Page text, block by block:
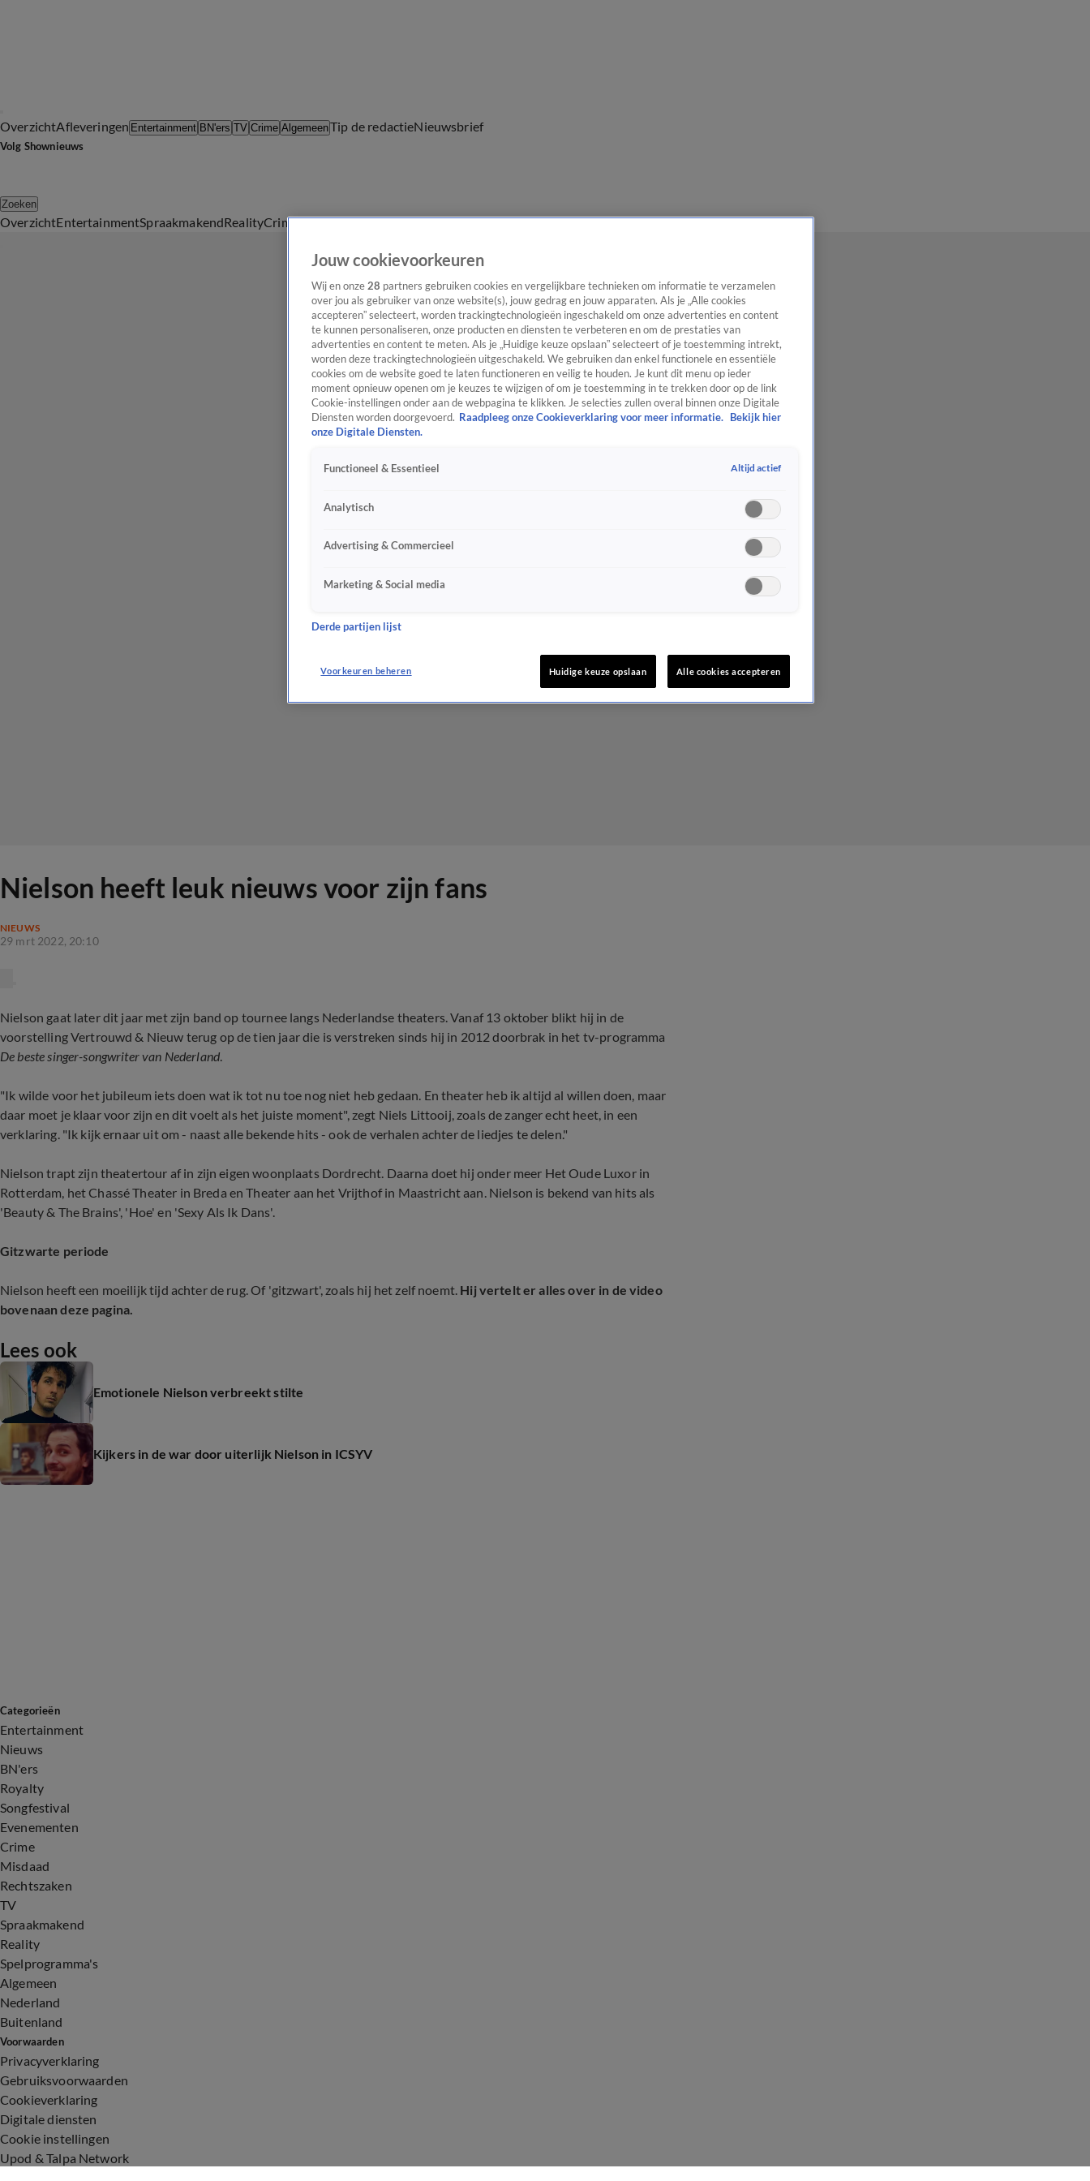
OverzichtAfleveringen Entertainment BN'ers TV Crime AlgemeenTip de redactieNieuwsbrief
Volg Shownieuws
Zoeken
OverzichtEntertainmentSpraakmakendRealityCrimeVideo'sAfleveringen
Nielson heeft leuk nieuws voor zijn fans
NIEUWS
29 mrt 2022, 20:10
Nielson gaat later dit jaar met zijn band op tournee langs Nederlandse theaters. Vanaf 13 oktober blikt hij in de
voorstelling Vertrouwd & Nieuw terug op de tien jaar die is verstreken sinds hij in 2012 doorbrak in het tv-programma
De beste singer-songwriter van Nederland.
"Ik wilde voor het jubileum iets doen wat ik tot nu toe nog niet heb gedaan. En theater heb ik altijd al willen doen, maar
daar moet je klaar voor zijn en dit voelt als het juiste moment", zegt Niels Littooij, zoals de zanger echt heet, in een
verklaring. "Ik kijk ernaar uit om - naast alle bekende hits - ook de verhalen achter de liedjes te delen."
Nielson trapt zijn theatertour af in zijn eigen woonplaats Dordrecht. Daarna doet hij onder meer Het Oude Luxor in
Rotterdam, het Chassé Theater in Breda en Theater aan het Vrijthof in Maastricht aan. Nielson is bekend van hits als
'Beauty & The Brains', 'Hoe' en 'Sexy Als Ik Dans'.
Gitzwarte periode
Nielson heeft een moeilijk tijd achter de rug. Of 'gitzwart', zoals hij het zelf noemt. Hij vertelt er alles over in de video
bovenaan deze pagina.
Lees ook
Emotionele Nielson verbreekt stilte
Kijkers in de war door uiterlijk Nielson in ICSYV
Categorieën
Entertainment
Nieuws
BN'ers
Royalty
Songfestival
Evenementen
Crime
Misdaad
Rechtszaken
TV
Spraakmakend
Reality
Spelprogramma's
Algemeen
Nederland
Buitenland
Voorwaarden
Privacyverklaring
Gebruiksvoorwaarden
Cookieverklaring
Digitale diensten
Cookie instellingen
Upod & Talpa Network
Jouw cookievoorkeuren
Wij en onze 28 partners gebruiken cookies en vergelijkbare technieken om informatie te verzamelen
over jou als gebruiker van onze website(s), jouw gedrag en jouw apparaten. Als je „Alle cookies
accepteren” selecteert, worden trackingtechnologieën ingeschakeld om onze advertenties en content
te kunnen personaliseren, onze producten en diensten te verbeteren en om de prestaties van
advertenties en content te meten. Als je „Huidige keuze opslaan” selecteert of je toestemming intrekt,
worden deze trackingtechnologieën uitgeschakeld. We gebruiken dan enkel functionele en essentiële
cookies om de website goed te laten functioneren en veilig te houden. Je kunt dit menu op ieder
moment opnieuw openen om je keuzes te wijzigen of om je toestemming in te trekken door op de link
Cookie-instellingen onder aan de webpagina te klikken. Je selecties zullen overal binnen onze Digitale
Diensten worden doorgevoerd. Raadpleeg onze Cookieverklaring voor meer informatie.
Bekijk hier
onze Digitale Diensten.
Functioneel & Essentieel Altijd actief
Analytisch
Advertising & Commercieel
Marketing & Social media
Derde partijen lijst
Voorkeuren beheren Huidige keuze opslaan Alle cookies accepteren